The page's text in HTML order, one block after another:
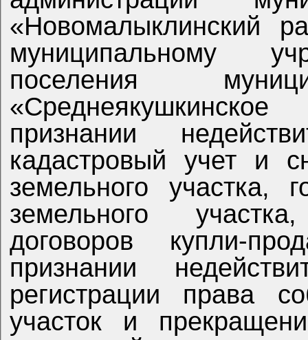
«Новомалыклинский
муниципальному
поселения
признании
кадастровый учет и
земельного участка,
земельного
договоров купли-
признании
регистрации права
участок и